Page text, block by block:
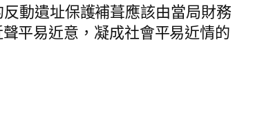
動遺址保護補葺應該由當局財務
平易近意，凝成社會平易近情的